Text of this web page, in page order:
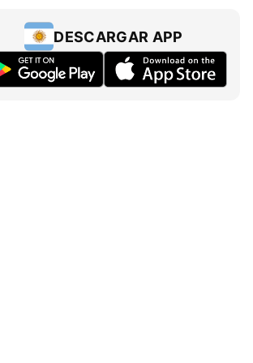
DESCARGAR APP